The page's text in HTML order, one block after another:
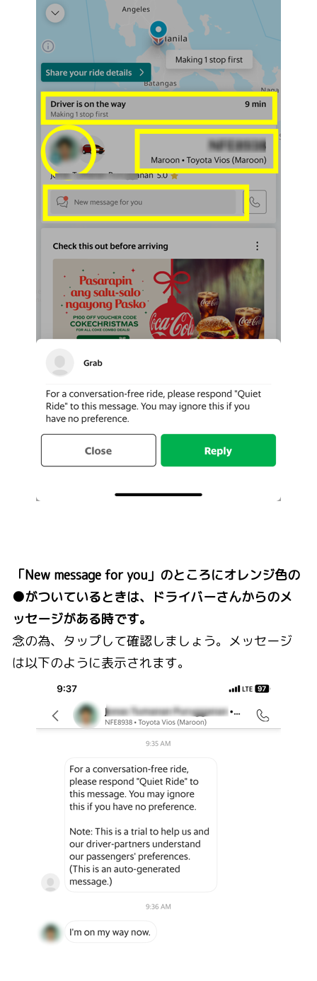
「New message for you」のところにオレンジ色の
●がついているときは、ドライバーさんからのメ
ッセージがある時です。
念の為、タップして確認しましょう。メッセージ
は以下のように表示されます。